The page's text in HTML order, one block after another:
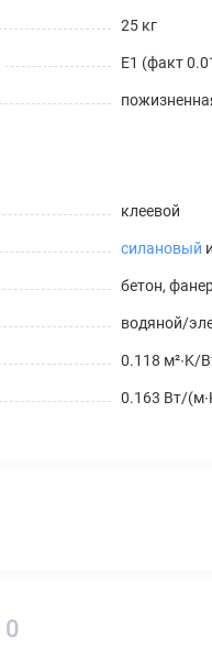
25 кг
Е1 (факт
клеевой
силановый
бетон,
водяной/
0.118 м²∙K/
0.163 Вт/
0